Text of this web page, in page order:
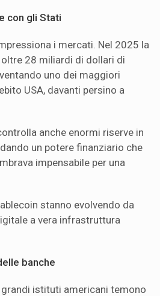
con gli Stati
i mercati. Nel 2025 la
28 miliardi di dollari di
uno dei maggiori
USA, davanti persino a
anche enormi riserve in
un potere finanziario che
impensabile per una
stanno evolvendo da
a vera infrastruttura
banche
grandi istituti americani temono